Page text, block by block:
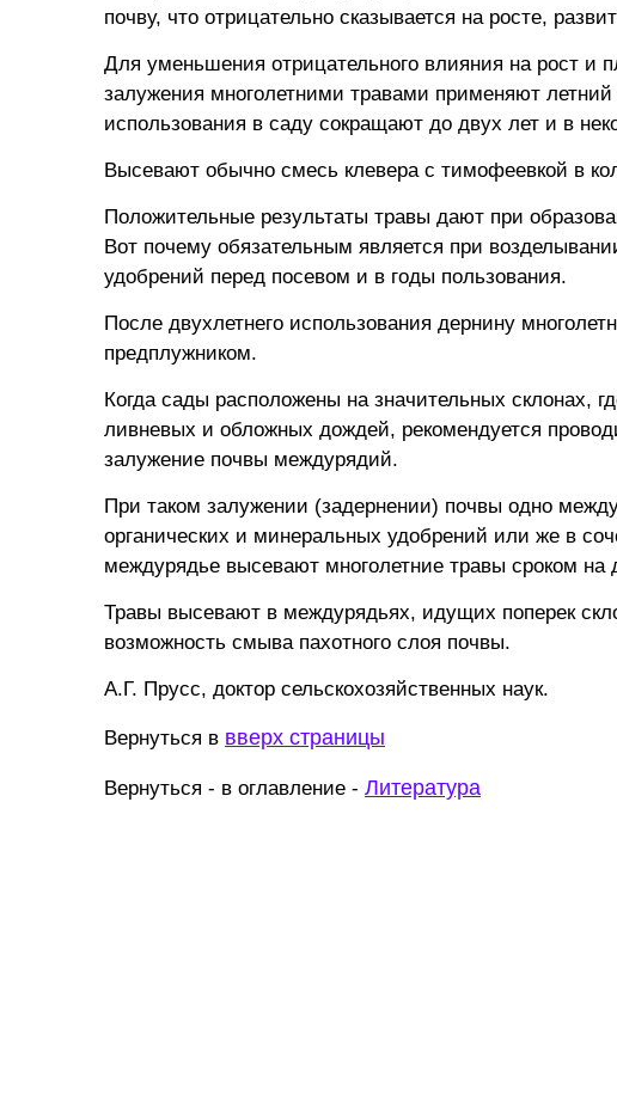
почву, что отрицательно сказывается на росте,
Для уменьшения отрицательного влияния на рост и
залужения многолетними травами применяют
использования в саду сокращают до двух лет и в
Высевают обычно смесь клевера с тимофеевкой в
Положительные результаты травы дают при
Вот почему обязательным является при
удобрений перед посевом и в годы пользования.
После двухлетнего использования дернину
предплужником.
Когда сады расположены на значительных склонах,
ливневых и обложных дождей, рекомендуется
залужение почвы междурядий.
При таком залужении (задернении) почвы одно
органических и минеральных удобрений или же в
междурядье высевают многолетние травы сроком на
Травы высевают в междурядьях, идущих поперек
возможность смыва пахотного слоя почвы.
А.Г. Прусс, доктор сельскохозяйственных наук.
Вернуться в вверх страницы
Вернуться - в оглавление - Литература